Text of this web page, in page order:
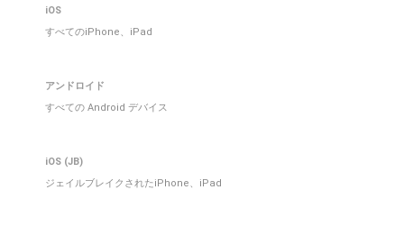
iOS
すべてのiPhone、iPad
アンドロイド
すべての Android デバイス
iOS (JB)
ジェイルブレイクされたiPhone、iPad